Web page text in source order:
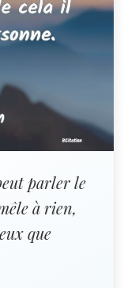
parler le
à rien,
que